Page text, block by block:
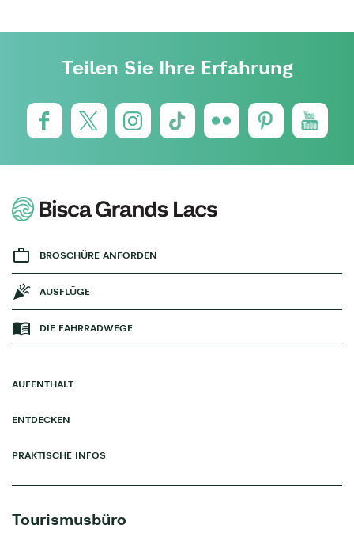
Teilen Sie Ihre Erfahrung
BROSCHÜRE ANFORDEN
AUSFLÜGE
DIE FAHRRADWEGE
AUFENTHALT
ENTDECKEN
PRAKTISCHE INFOS
Tourismusbüro